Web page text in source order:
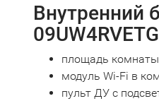
Внутренний
площадь комнаты
модуль Wi-Fi в
пульт ДУ с